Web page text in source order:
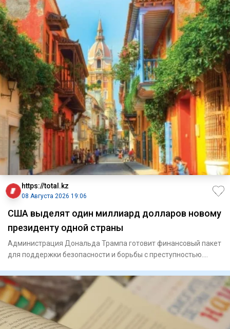
https://total.kz
08 Августа 2026 19:06
США выделят один миллиард долларов новому
президенту одной страны
Администрация Дональда Трампа готовит финансовый пакет
для поддержки безопасности и борьбы с преступностью.